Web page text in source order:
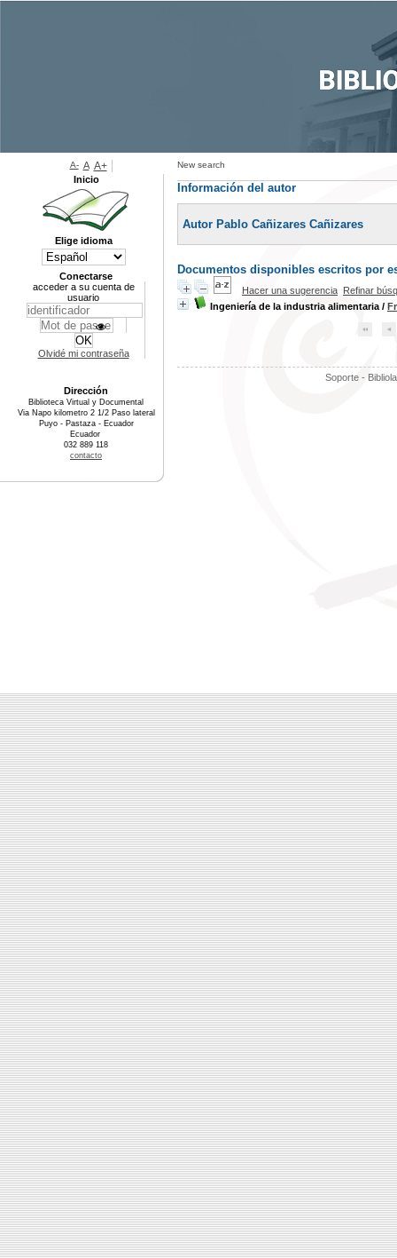
New search
Información del autor
Autor Pablo Cañizares Cañizares
Documentos disponibles escritos por
Hacer una sugerencia Refinar
Ingeniería de la industria alimentaria /
Soporte -
A- A A+
Inicio
Elige idioma
Conectarse
acceder a su cuenta de
usuario
Olvidé mi contraseña
Dirección
Biblioteca Virtual y Documental
Via Napo kilometro 2 1/2 Paso lateral
Puyo - Pastaza - Ecuador
Ecuador
032 889 118
contacto